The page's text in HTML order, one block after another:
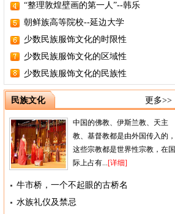
“整理敦煌壁画的第一人”--韩乐
朝鲜族高等院校--延边大学
少数民族服饰文化的时限性
少数民族服饰文化的区域性
少数民族服饰文化的民族性
更多>>
民族文化
中国的佛教、伊斯兰教、天主
教、基督教都是由外国传入的，
这些宗教都是世界性宗教，在国
际上占有...[详细]
牛市桥，一个不起眼的古桥名
水族礼仪及禁忌